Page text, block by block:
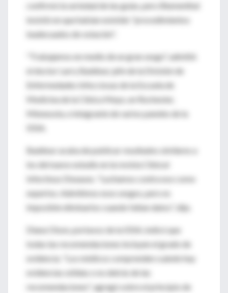
confirmó la seriedad de las guías, pero Blumenthal
insistió en que habían existido "procedimientos
inadecuados de votación".
"Trabajamos en medio de un gran sesgo", admitió
el doctor Larry Baddour, jefe de la División de
Enfermedades Infecciosas de la Escuela de
Medicina de la Clínica Mayo, en Rochester,
Minnesota, e integrante de varios paneles de la
IDSA.
Baddour acaba de publicar resultados similares a
los del nuevo estudio en la revista Clinical
Infectious Diseases. "Luchamos contra eso como
expertos. Admitimos esos sesgos, pero es
imposible eliminarlos cuando faltan datos", dijo.
Diana Olson, portavoz de la IDSA, indicó que
todas las recomendaciones incluyen el grado de
evidencia. "Los médicos comprenden cuándo hay
evidencias sólidas o no detrás de las
recomendaciones", agregó sobre el principio de